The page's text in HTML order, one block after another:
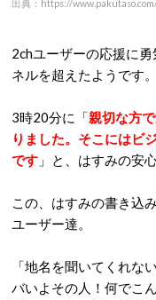
出典：https://
2chユーザーの応援に
ネルを超えたようです。
3時20分に「親切な方
りました。そこにはビ
です 」と、はすみの安
この、はすみの書き込
ユーザー達。
「地名を聞いてくれな
バいよその人！何でこ